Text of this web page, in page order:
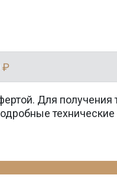
₽
Для
технические